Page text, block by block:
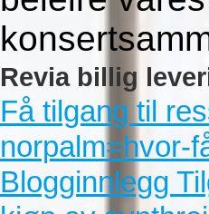
Revia billig
Få tilgang til
norpalm=hvor-
Blogginnlegg